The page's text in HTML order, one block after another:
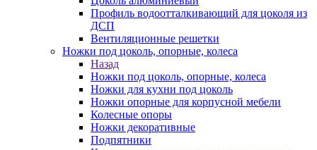
Профиль водоотталкивающий для цоколя из
ДСП
Вентиляционные решетки
Ножки под цоколь, опорные, колеса
Назад
Ножки под цоколь, опорные, колеса
Ножки для кухни под цоколь
Ножки опорные для корпусной мебели
Колесные опоры
Ножки декоративные
Подпятники